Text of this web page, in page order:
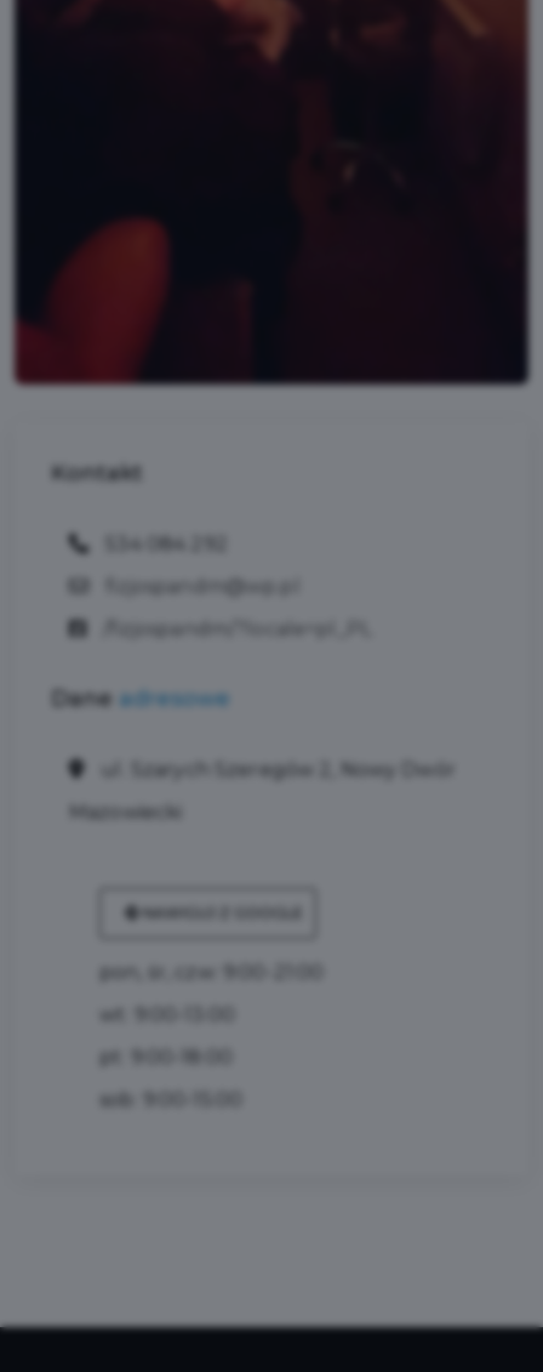
Kontakt
fizjospandm@wp.pl
Dane adresowe
ul. Szarych Szeregów 2, Nowy Dwór
Mazowiecki
pon, śr, czw: 9:00-21:00
wt: 9:00-13:00
sob: 9:00-15:00